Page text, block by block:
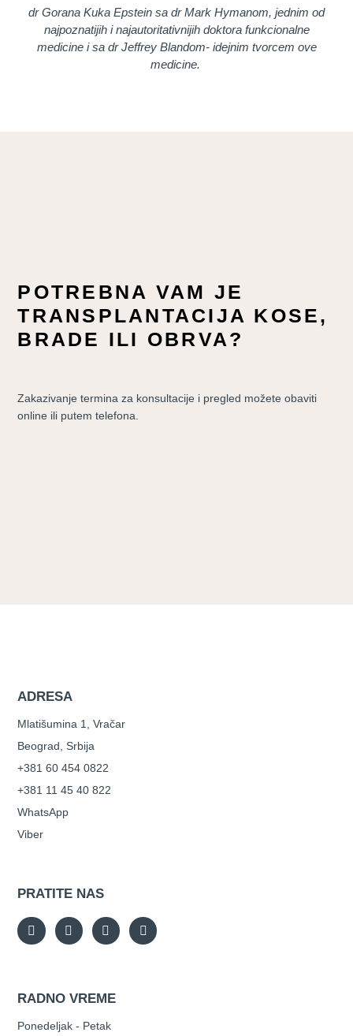
dr Gorana Kuka Epstein sa dr Mark Hymanom, jednim od
najpoznatijih i najautoritativnijih doktora funkcionalne
medicine i sa dr Jeffrey Blandom- idejnim tvorcem ove
medicine.
POTREBNA VAM JE
TRANSPLANTACIJA KOSE,
BRADE ILI OBRVA?
Zakazivanje termina za konsultacije i pregled možete obaviti
online ili putem telefona.
ADRESA
Mlatišumina 1, Vračar
Beograd, Srbija
+381 60 454 0822
+381 11 45 40 822
WhatsApp
Viber
PRATITE NAS
RADNO VREME
Ponedeljak - Petak